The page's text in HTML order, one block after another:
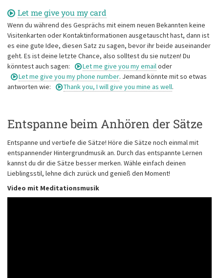
Let me give you my card
Wenn du während des Gesprächs mit einem neuen Bekannten keine
Visitenkarten oder Kontaktinformationen ausgetauscht hast, dann ist
es eine gute Idee, diesen Satz zu sagen, bevor ihr beide auseinander
geht. Es ist deine letzte Chance, also solltest du sie nutzen! Du
könntest auch sagen:
Let me give you my emailoder
Let me give you my phone number. Jemand könnte mit so etwas
antworten wie:
Thank you, I will give you mine as well.
Entspanne beim Anhören der Sätze
Entspanne und vertiefe die Sätze! Höre die Sätze noch einmal mit
entspannender Hintergrundmusik an. Durch das entspannte Lernen
kannst du dir die Sätze besser merken. Wähle einfach deinen
Lieblingsstil, lehne dich zurück und genieß den Moment!
Video mit Meditationsmusik